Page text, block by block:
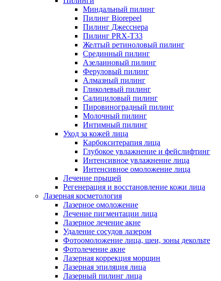
Миндальный пилинг
Пилинг Biorepeel
Пилинг Джесснера
Пилинг PRX-T33
Желтый ретиноловый пилинг
Срединный пилинг
Азелаиновый пилинг
Феруловый пилинг
Алмазный пилинг
Гликолевый пилинг
Салициловый пилинг
Пировиноградный пилинг
Молочный пилинг
Интимный пилинг
Уход за кожей лица
Карбокситерапия лица
Глубокое увлажнение и фейслифтинг
Интенсивное увлажнение лица
Интенсивное омоложение лица
Лечение прыщей
Регенерация и восстановление кожи лица
Лазерная косметология
Лазерное омоложение
Лечение пигментации лица
Лазерное лечение акне
Удаление сосудов лазером
Фотоомоложение лица, шеи, зоны декольте
Фотолечение акне
Лазерная коррекция морщин
Лазерная эпиляция лица
Лазерный пилинг лица